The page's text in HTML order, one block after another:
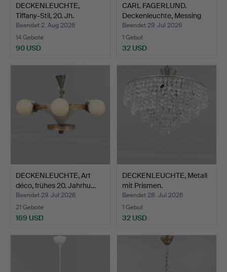
DECKENLEUCHTE,
Tiffany-Stil, 20. Jh.
Beendet 2. Aug 2026
14 Gebote
90 USD
CARL FAGERLUND.
Deckenleuchte, Messing
und…
Beendet 29. Jul 2026
1 Gebot
32 USD
DECKENLEUCHTE, Art
déco, frühes 20. Jahrhu…
Beendet 29. Jul 2026
21 Gebote
169 USD
DECKENLEUCHTE, Metall
mit Prismen.
Beendet 28. Jul 2026
1 Gebot
32 USD